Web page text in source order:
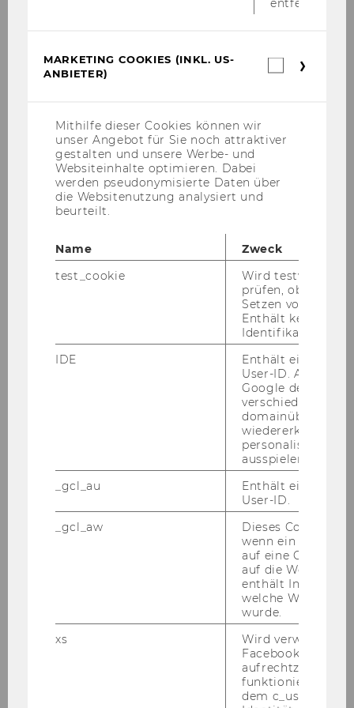
Univ.-Prof. Dr. Dr.h.c. Michael
Lang
michael.lang@wu.ac.at
+43-1-313 36 - 41 82
Univ.-Prof. Dr. Alexander Rust,
alexander.rust@wu.ac.at
entfernt.
MARKETING COOKIES (INKL. US-
ANBIETER)
Mithilfe dieser Cookies können wir
unser Angebot für Sie noch attraktiver
gestalten und unsere Werbe- und
Websiteinhalte optimieren. Dabei
werden pseudonymisierte Daten über
die Websitenutzung analysiert und
beurteilt.
Name
Zweck
test_cookie
Wird testweise
prüfen, ob der
Setzen von
Enthält keine
IDE
Enthält eine
User-ID. Anhand
Google den User
verschiedene
wiedererkennen
personalisierte
ausspielen.
_gcl_au
Enthält eine
User-ID.
_gcl_aw
Dieses Cookie
wenn ein User
auf eine Google
auf die Website
enthält
welche
wurde.
xs
Wird verwendet,
Facebook-Sitzung
funktioniert in
dem c_user-